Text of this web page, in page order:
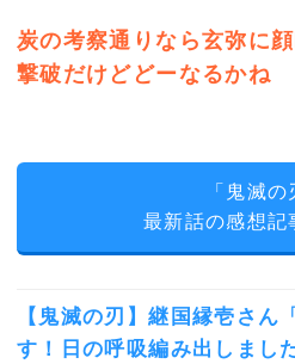
炭の考察通りなら玄弥に
撃破だけどどーなるかね
「鬼滅の
最新話の感想記
【鬼滅の刃】継国縁壱さん
す！日の呼吸編み出しまし